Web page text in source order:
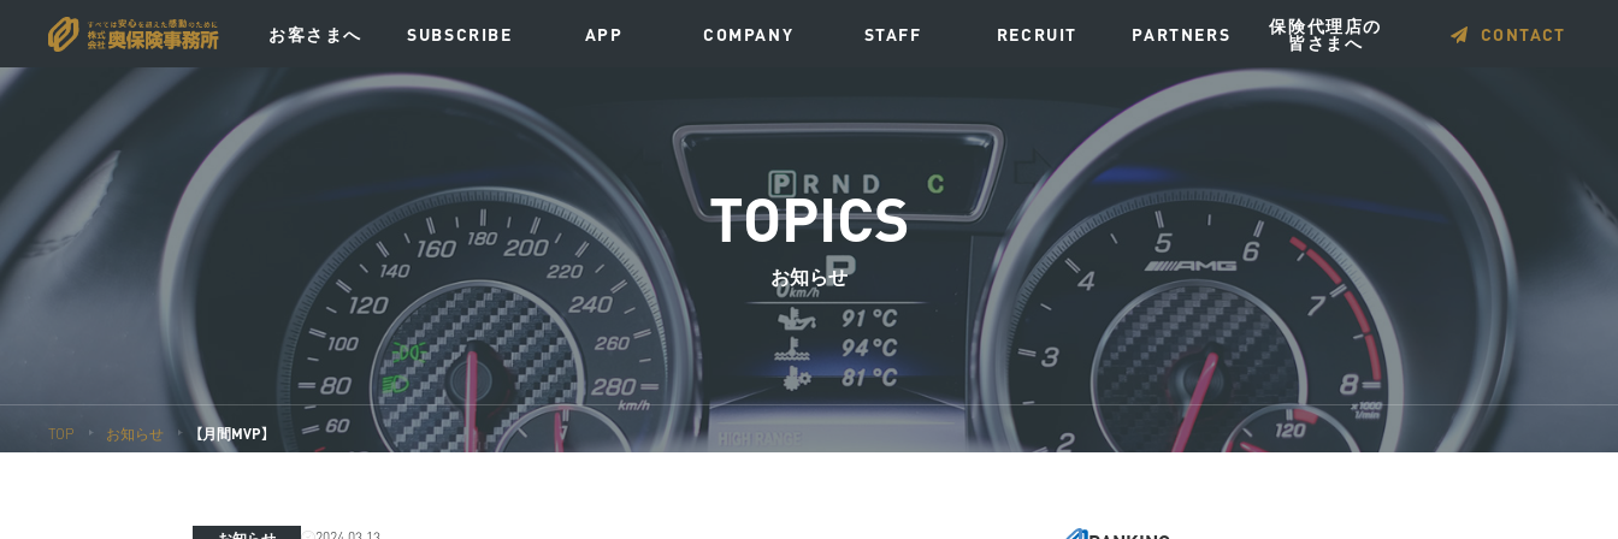
お客さまへ
VISION
SUBSCRIBE APP COMPANY STAFF RECRUIT PARTNERS 保険代理店の
皆さまへ CONTACT
TOPICS
お知らせ
TOP お知らせ 【月間MVP】